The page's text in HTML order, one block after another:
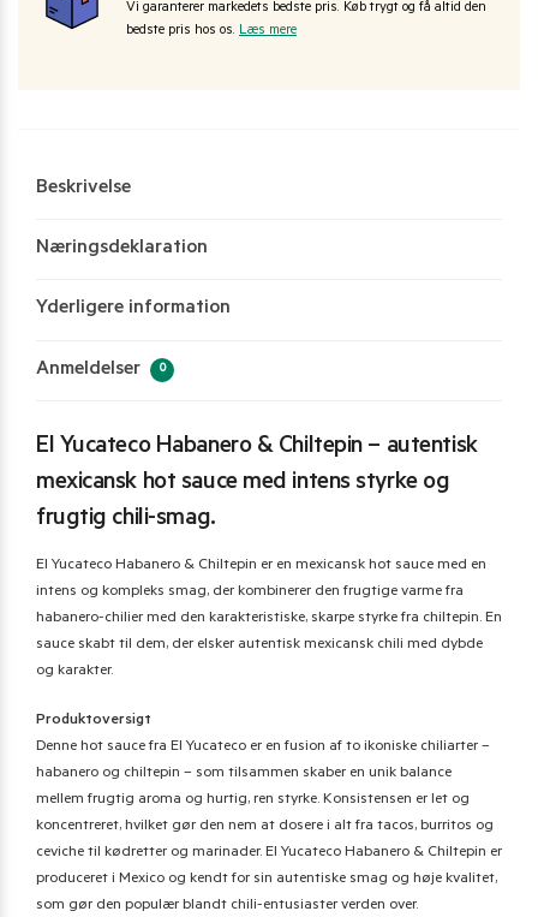
Vi garanterer markedets bedste pris. Køb trygt og få altid den
bedste pris hos os. Læs mere
Beskrivelse
Næringsdeklaration
Yderligere information
Anmeldelser 0
El Yucateco Habanero & Chiltepin – autentisk
mexicansk hot sauce med intens styrke og
frugtig chili-smag.
El Yucateco Habanero & Chiltepin er en mexicansk hot sauce med en
intens og kompleks smag, der kombinerer den frugtige varme fra
habanero-chilier med den karakteristiske, skarpe styrke fra chiltepin. En
sauce skabt til dem, der elsker autentisk mexicansk chili med dybde
og karakter.
Produktoversigt
Denne hot sauce fra El Yucateco er en fusion af to ikoniske chiliarter –
habanero og chiltepin – som tilsammen skaber en unik balance
mellem frugtig aroma og hurtig, ren styrke. Konsistensen er let og
koncentreret, hvilket gør den nem at dosere i alt fra tacos, burritos og
ceviche til kødretter og marinader. El Yucateco Habanero & Chiltepin er
produceret i Mexico og kendt for sin autentiske smag og høje kvalitet,
som gør den populær blandt chili-entusiaster verden over.